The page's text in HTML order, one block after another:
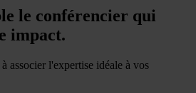
le conférencier qui
impact.
associer l'expertise idéale à vos